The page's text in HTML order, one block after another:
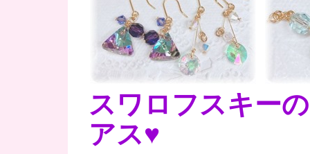
スワロフスキー
アス♥